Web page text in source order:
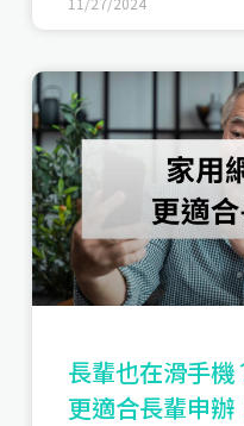
長輩也在滑手機
更適合長輩申辦